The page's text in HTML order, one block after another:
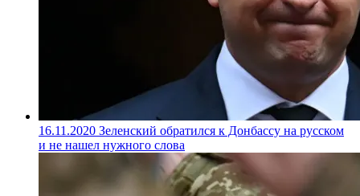
16.11.2020 Зеленский обратился к Донбассу на русском
и не нашел нужного слова